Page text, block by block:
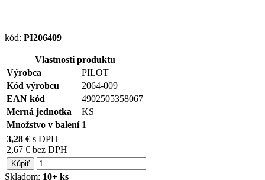
kód: PI206409
Vlastnosti produktu
Výrobca
PILOT
Kód výrobcu
2064-009
EAN kód
4902505358067
Merná jednotka
KS
Množstvo v balení 1
3,28 € s DPH
2,67 € bez DPH
Kúpiť
Skladom: 10+ ks